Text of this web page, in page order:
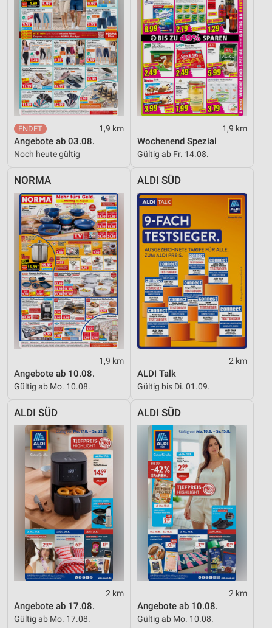
1,9 km
Angebote ab 03.08.
Noch heute gültig
1,9 km
Wochenend Spezial
Gültig ab Fr. 14.08.
NORMA
1,9 km
Angebote ab 10.08.
Gültig ab Mo. 10.08.
ALDI SÜD
2 km
ALDI Talk
Gültig bis Di. 01.09.
ALDI SÜD
2 km
Angebote ab 17.08.
Gültig ab Mo. 17.08.
ALDI SÜD
2 km
Angebote ab 10.08.
Gültig ab Mo. 10.08.
Entwicklung und Verbesserung der Angebote
Verwendung reduzierter Daten zur Auswahl von
Inhalten
IAB-Besonderheiten:
Verwendung genauer Standortdaten
Geräte anhand von aktiv angeforderten
Informationen identifizieren
Nicht-IAB-Verarbeitungszwecke:
Funktional
Werbung